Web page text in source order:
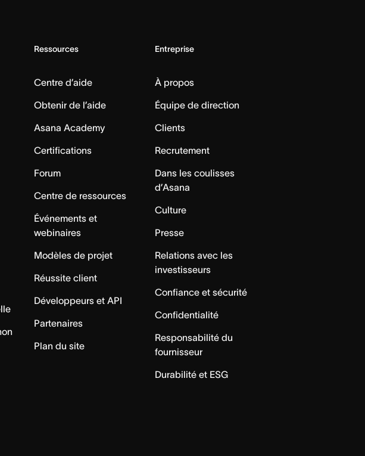
Ressources
Centre d’aide
Obtenir de l’aide
Asana Academy
Certifications
Forum
Centre de ressources
Événements et
webinaires
Modèles de projet
Réussite client
Développeurs et API
Partenaires
Plan du site
Entreprise
À propos
Équipe de direction
Clients
Recrutement
Dans les coulisses
d’Asana
Culture
Presse
Relations avec les
investisseurs
Confiance et sécurité
Confidentialité
Responsabilité du
fournisseur
Durabilité et ESG